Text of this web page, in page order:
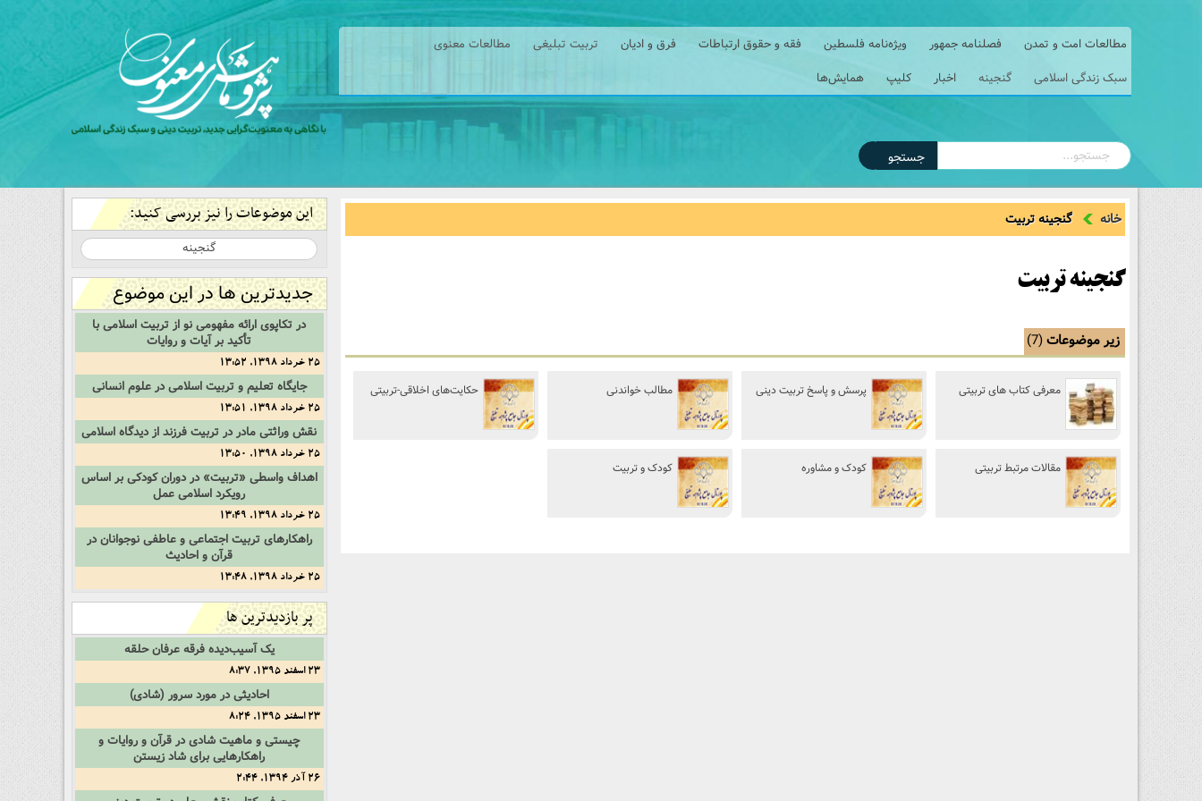
مطالعات امت و تمدن فصلنامه جمهور ویژه‌نامه فلسطین فقه و حقوق ارتباطات فرق و ادیان تربیت تبلیغی
مطالعات معنوی
سبک زندگی اسلامی
گنجینه اخبار کلیپ همایش‌ها
جستجو
خانه گنجینه تربیت
گنجینه تربیت
زیر موضوعات(7)
معرفی کتاب های تربیتی پرسش و پاسخ تربیت دینی مطالب خواندنی حکایت‌های اخلاقی-تربیتی
مقالات مرتبط تربیتی کودک و مشاوره کودک و تربیت
این موضوعات را نیز بررسی کنید:
گنجینه
جدیدترین ها در این موضوع
در تکاپوی ارائه مفهومی نو از تربیت اسلامی با
تأکید بر آیات و روایات
25 خرداد 1398, 13:52
جایگاه تعلیم و تربیت اسلامی در علوم انسانی
25 خرداد 1398, 13:51
نقش وراثتی مادر در تربیت فرزند از دیدگاه اسلامی
25 خرداد 1398, 13:50
اهداف واسطی «تربیت» در دوران کودکی بر اساس
رویکرد اسلامی عمل
25 خرداد 1398, 13:49
راهکارهای تربیت اجتماعی و عاطفی نوجوانان در
قرآن و احادیث
25 خرداد 1398, 13:48
پر بازدیدترین ها
یک آسیب‌دیده فرقه عرفان حلقه
23 اسفند 1395, 8:37
احادیثی در مورد سرور (شادی)
23 اسفند 1395, 8:24
چیستی و ماهیت شادی در قرآن و روایات و
راهکارهایی برای شاد زیستن
26 آذر 1394, 2:44